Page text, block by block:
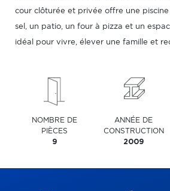
cour clôturée et privée offre une
sel, un patio, un four à pizza et un
idéal pour vivre, élever une famille et
NOMBRE DE
PIÈCES
9
ANNÉE DE
CONSTRUCTION
2009